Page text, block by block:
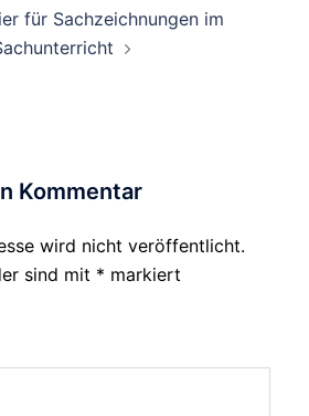
für Sachzeichnungen im
Kommentar
wird nicht veröffentlicht.
sind mit * markiert